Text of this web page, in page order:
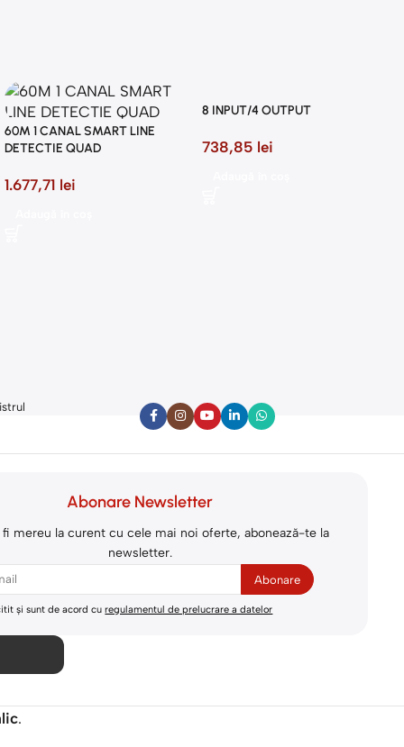
60M 1 CANAL SMART LINE
DETECTIE QUAD
1.677,71 lei
8 INPUT/4 OUTPUT
738,85 lei
Abonare Newsletter
fi mereu la curent cu cele mai noi oferte, abonează-te la
newsletter.
și sunt de acord curegulamentul de prelucrare a datelor
.